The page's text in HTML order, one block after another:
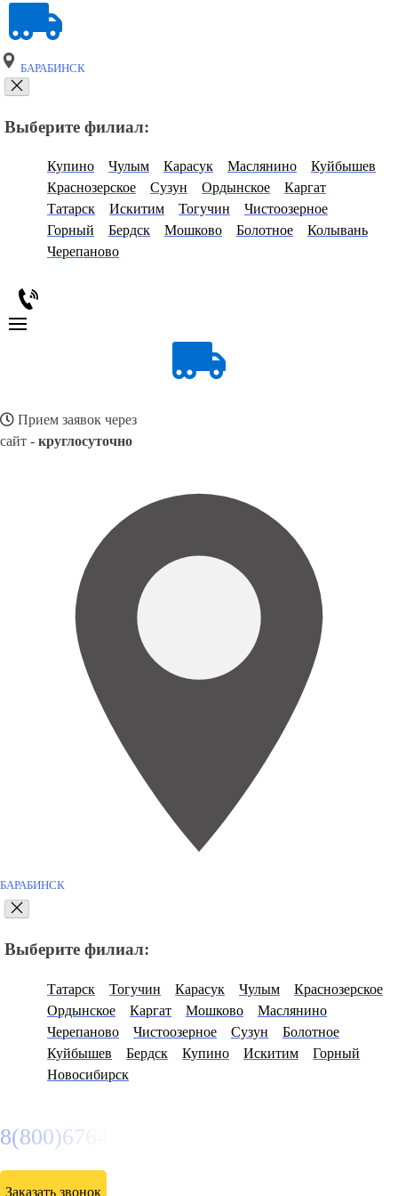
БАРАБИНСК
Выберите филиал:
Купино Чулым Карасук Маслянино
Куйбышев
Краснозерское
Сузун Ордынское
Каргат
Татарск
Искитим Тогучин
Чистоозерное
Горный
Бердск Мошково Болотное
Колывань
Черепаново
Прием заявок через
сайт - круглосуточно
БАРАБИНСК
Выберите филиал:
Татарск Тогучин Карасук Чулым
Краснозерское
Ордынское
Каргат Мошково
Маслянино
Черепаново
Чистоозерное Сузун
Болотное
Куйбышев
Бердск Купино Искитим
Горный
Новосибирск
8(800)6764935
Заказать звонок